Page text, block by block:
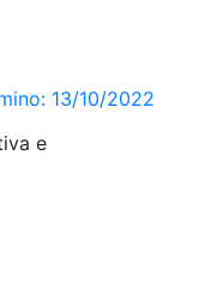
13/10/2022
e